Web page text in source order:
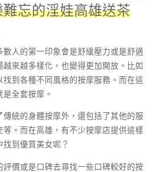
忘的淫娃高雄送茶
數人的第一印象會是舒緩壓力或是舒適
來越多樣化，也變得更加開放。比如
到各種不同風格的按摩服務。而在這
全套按摩。
統的身體按摩外，還包括了其他的服
。而在高雄，有不少按摩店提供這樣
到優質美女呢？
價或是口碑去尋找一些口碑較好的按